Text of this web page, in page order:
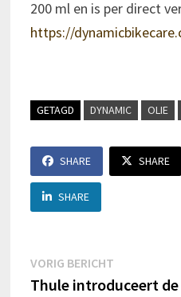
200 ml en is per direct
https://
GETAGD DYNAMIC OLIE
SHARE SHARE
SHARE
Berichtnavigatie
VORIG BERICHTVorig
bericht:
Thule introduceert de